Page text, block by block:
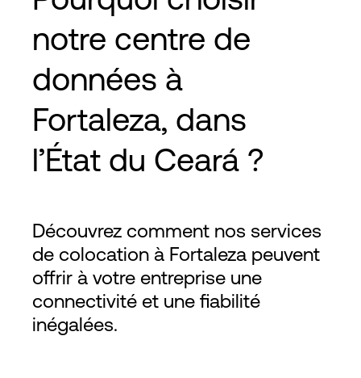
notre centre de
données à
Fortaleza, dans
l’État du Ceará ?
Découvrez comment nos services
de colocation à Fortaleza peuvent
offrir à votre entreprise une
connectivité et une fiabilité
inégalées.